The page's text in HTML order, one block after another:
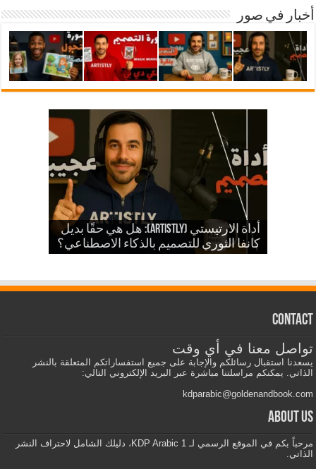
أخبار في صور
أداة الارتيستي (Artistly): هل هي حقًا بديل
كانفا الثوري للتصميم بالذكاء الاصطناعي؟
الذكاء الاصطناعي في الكي دي بي
شرح أداة ارتيستلي 4: دليلك الشامل
للذكاء الاصطناعي في تصميمات KDP
والمزيد
Contact
تواصل معنا في أي وقت
يسعدنا استقبال رسائلكم والإجابة على جميع استفساراتكم المتعلقة بالنشر
الذاتي. يمكنكم مراسلتنا مباشرة عبر البريد الإلكتروني التالي:
kdparabic@goldenandbook.com
About us
مرحباً بكم في الموقع الرسمي لـ KDP Arabic 1، دليلك الشامل لاحتراف النشر
الذاتي.